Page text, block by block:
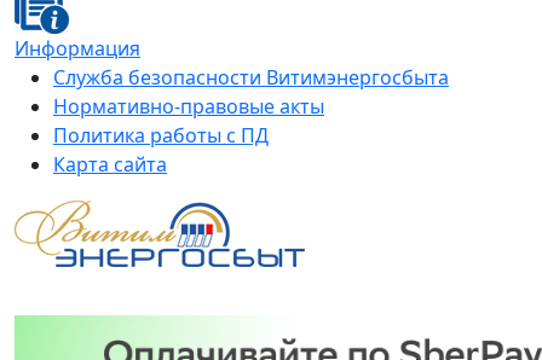
Информация
Служба безопасности Витимэнергосбыта
Нормативно-правовые акты
Политика работы с ПД
Карта сайта